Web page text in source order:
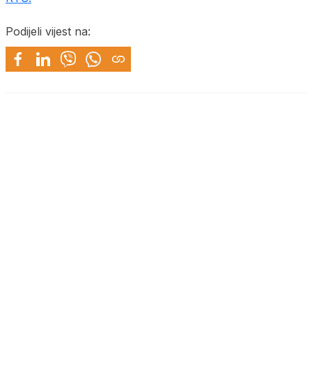
Podijeli vijest na: